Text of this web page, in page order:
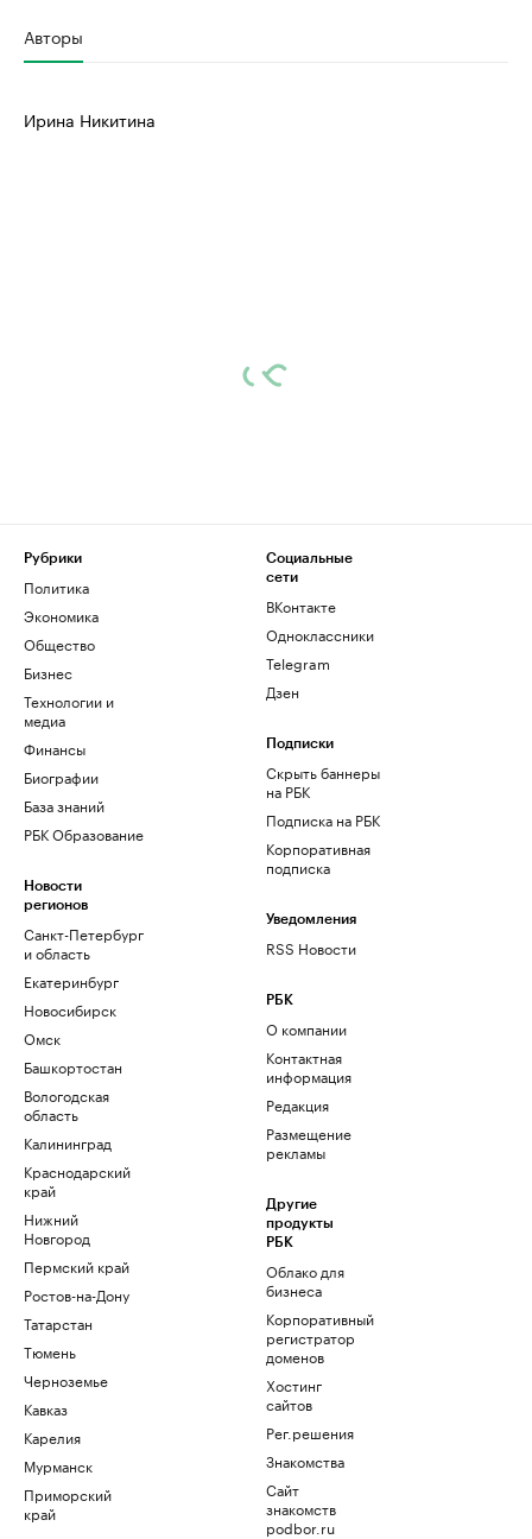
Авторы
Ирина Никитина
Рубрики
Политика
Экономика
Общество
Бизнес
Технологии и
медиа
Финансы
Биографии
База знаний
РБК Образование
Новости
регионов
Санкт-Петербург
и область
Екатеринбург
Новосибирск
Омск
Башкортостан
Вологодская
область
Калининград
Краснодарский
край
Нижний
Новгород
Пермский край
Ростов-на-Дону
Татарстан
Тюмень
Черноземье
Кавказ
Карелия
Мурманск
Приморский
край
Социальные
сети
ВКонтакте
Одноклассники
Telegram
Дзен
Подписки
Скрыть баннеры
на РБК
Подписка на РБК
Корпоративная
подписка
Уведомления
RSS Новости
РБК
О компании
Контактная
информация
Редакция
Размещение
рекламы
Другие
продукты
РБК
Облако для
бизнеса
Корпоративный
регистратор
доменов
Хостинг
сайтов
Рег.решения
Знакомства
Сайт
знакомств
podbor.ru